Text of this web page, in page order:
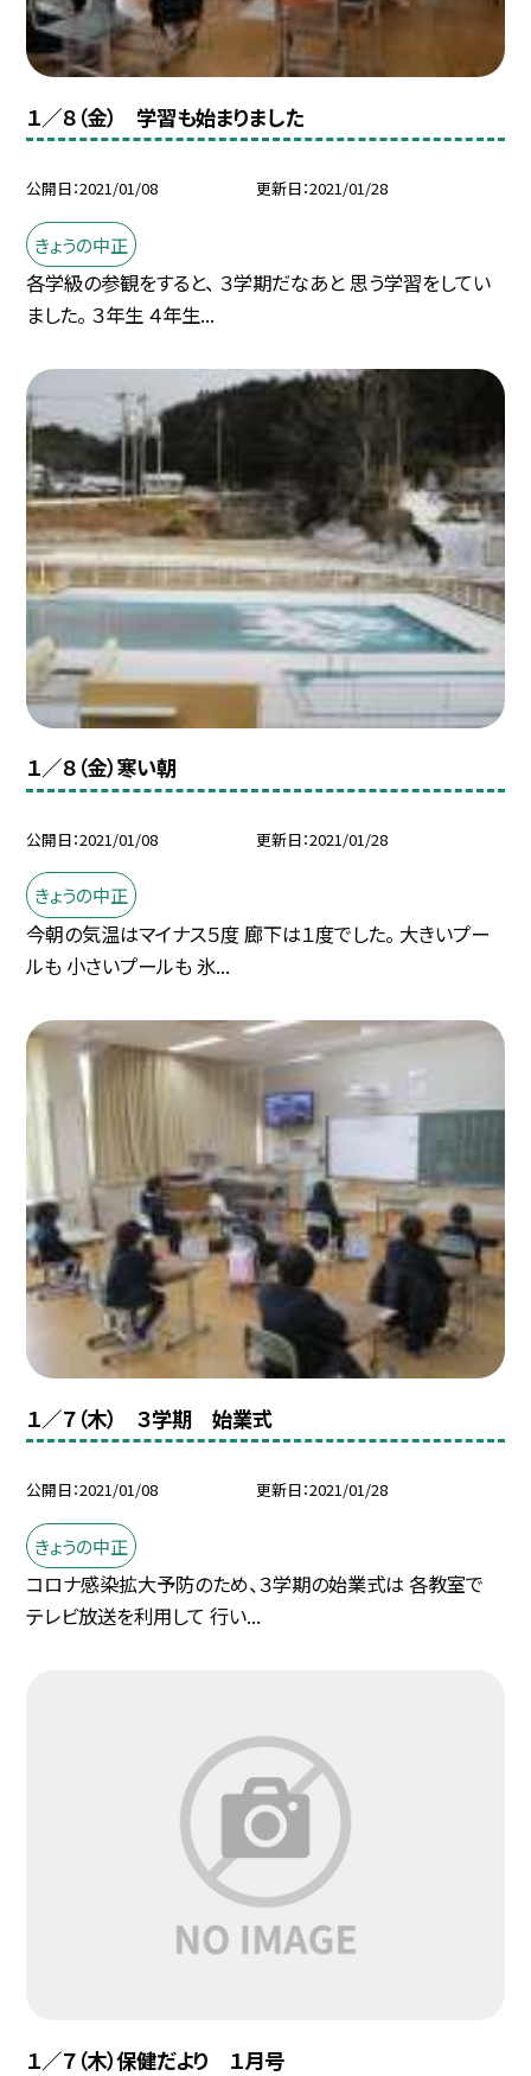
１／８（金） 学習も始まりました
公開日 2021/01/08 更新日 2021/01/28
きょうの中正
各学級の参観をすると、 ３学期だなあと 思う学習をしてい
ました。 ３年生 ４年生...
１／８（金）寒い朝
公開日 2021/01/08 更新日 2021/01/28
きょうの中正
今朝の気温はマイナス５度 廊下は１度でした。 大きいプー
ルも 小さいプールも 氷...
１／７（木） ３学期 始業式
公開日 2021/01/08 更新日 2021/01/28
きょうの中正
コロナ感染拡大予防のため、３学期の始業式は 各教室で
テレビ放送を利用して 行い...
１／７（木）保健だより １月号